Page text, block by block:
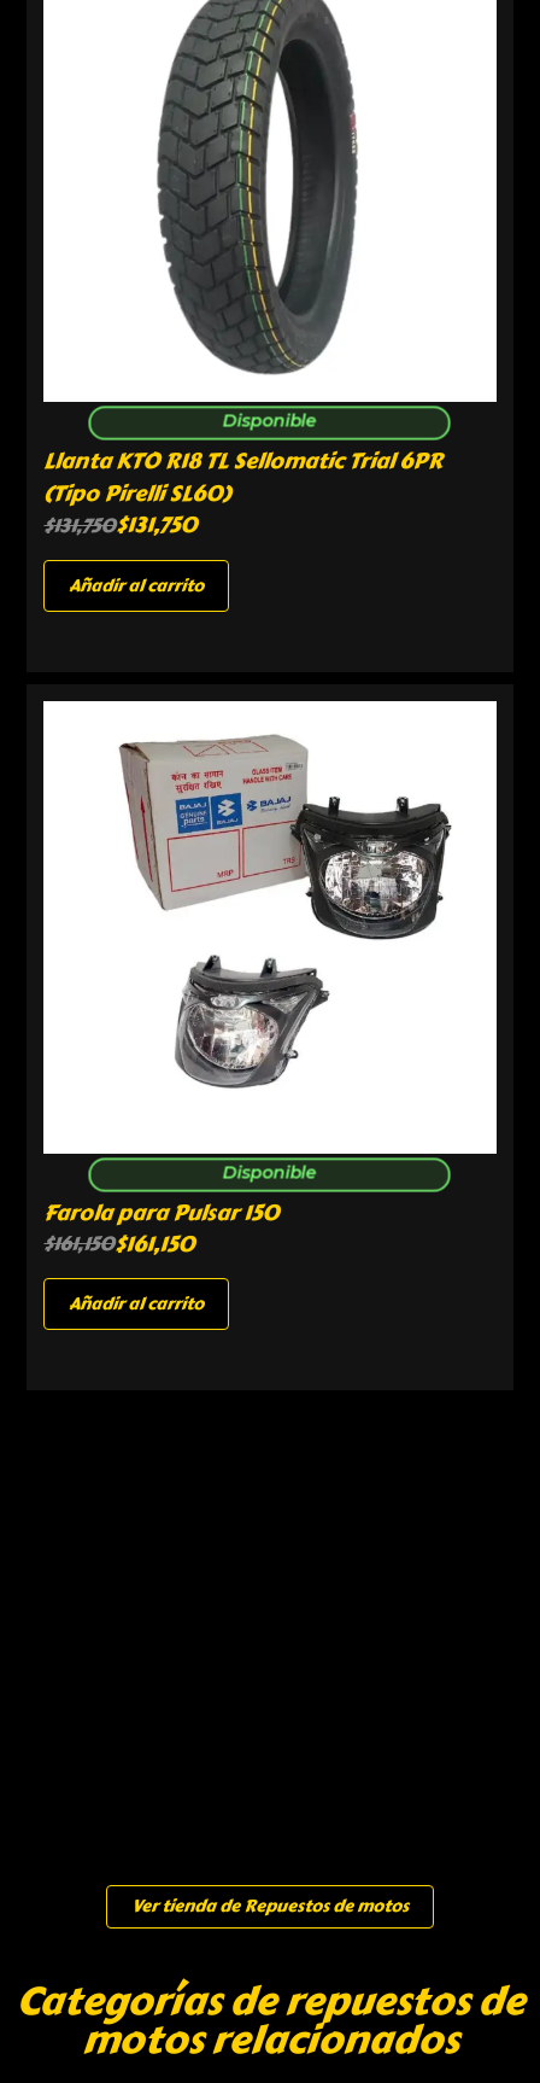
Disponible
Llanta KTO R18 TL Sellomatic Trial 6PR
(Tipo Pirelli SL60)
$131,750$131,750
Añadir al carrito
Disponible
Farola para Pulsar 150
$161,150$161,150
Añadir al carrito
Ver tienda de Repuestos de motos
Categorías de repuestos de
motos relacionados